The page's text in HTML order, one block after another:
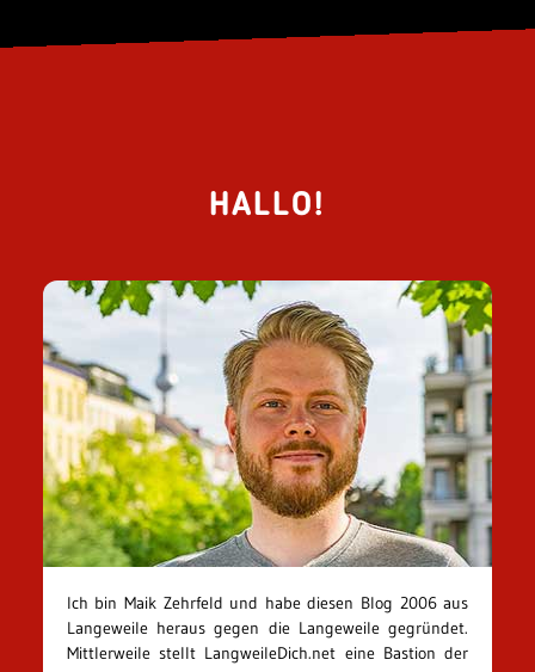
HALLO!
Ich bin Maik Zehrfeld und habe diesen Blog 2006 aus
Langeweile heraus gegen die Langeweile gegründet.
Mittlerweile stellt LangweileDich.net eine Bastion der